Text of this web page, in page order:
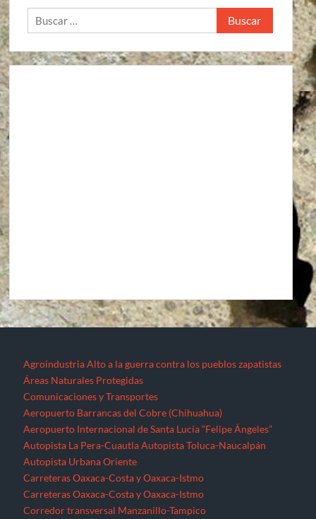
Buscar:
Agroindustria Alto a la guerra contra los pueblos zapatistas
Áreas Naturales Protegidas
Comunicaciones y Transportes
Aeropuerto Barrancas del Cobre (Chihuahua)
Aeropuerto Internacional de Santa Lucía “Felipe Ángeles”
Autopista La Pera-Cuautla Autopista Toluca-Naucalpán
Autopista Urbana Oriente
Carreteras Oaxaca-Costa y Oaxaca-Istmo
Carreteras Oaxaca-Costa y Oaxaca-Istmo
Corredor transversal Manzanillo-Tampico